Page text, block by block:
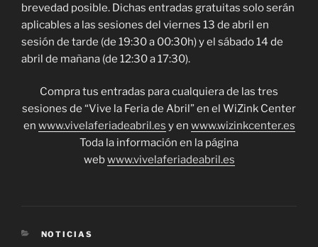
brevedad posible. Dichas entradas gratuitas solo serán
aplicables a las sesiones del viernes 13 de abril en
sesión de tarde (de 19:30 a 00:30h) y el sábado 14 de
abril de mañana (de 12:30 a 17:30).
Compra tus entradas para cualquiera de las tres
sesiones de “Vive la Feria de Abril” en el WiZink Center
en www.vivelaferiadeabril.es y en www.wizinkcenter.es
Toda la información en la página
webwww.vivelaferiadeabril.es
CATEGORÍAS
NOTICIAS